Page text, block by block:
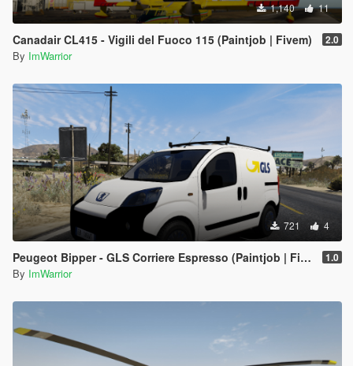
1,140 11
Canadair CL415 - Vigili del Fuoco 115 (Paintjob | Fivem) 2.0
By ImWarrior
721 4
Peugeot Bipper - GLS Corriere Espresso (Paintjob | FiveM) 1.0
By ImWarrior